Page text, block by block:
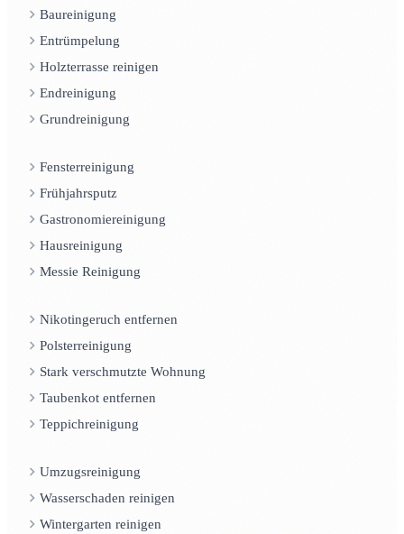
Baureinigung
Entrümpelung
Holzterrasse reinigen
Endreinigung
Grundreinigung
Fensterreinigung
Frühjahrsputz
Gastronomiereinigung
Hausreinigung
Messie Reinigung
Nikotingeruch entfernen
Polsterreinigung
Stark verschmutzte Wohnung
Taubenkot entfernen
Teppichreinigung
Umzugsreinigung
Wasserschaden reinigen
Wintergarten reinigen